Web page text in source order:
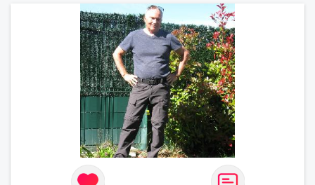
d'étude, je ne me prends pas la tête sur ce niveau.
Mon meilleurs diplôme étant le CEP certificat
d'étude primaire. Avec ce diplôme on sait que je
sais lire, écrire et compter. En raison de mes
principes je ne corresponds pas avec les
demoiselles approchant les moins de 60 ans